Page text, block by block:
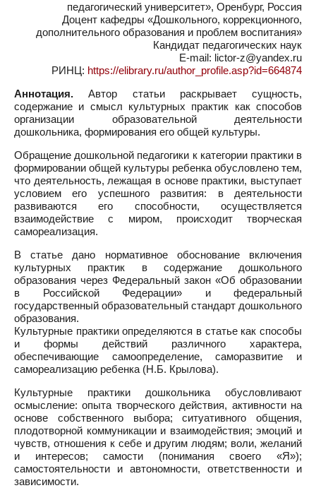
педагогический университет», Оренбург, Россия
Доцент кафедры «Дошкольного, коррекционного,
дополнительного образования и проблем воспитания»
Кандидат педагогических наук
E-mail: lictor-z@yandex.ru
РИНЦ: https://elibrary.ru/author_profile.asp?id=664874
Аннотация. Автор статьи раскрывает сущность,
содержание и смысл культурных практик как способов
организации образовательной деятельности
дошкольника, формирования его общей культуры.
Обращение дошкольной педагогики к категории практики в
формировании общей культуры ребенка обусловлено тем,
что деятельность, лежащая в основе практики, выступает
условием его успешного развития: в деятельности
развиваются его способности, осуществляется
взаимодействие с миром, происходит творческая
самореализация.
В статье дано нормативное обоснование включения
культурных практик в содержание дошкольного
образования через Федеральный закон «Об образовании
в Российской Федерации» и федеральный
государственный образовательный стандарт дошкольного
образования.
Культурные практики определяются в статье как способы
и формы действий различного характера,
обеспечивающие самоопределение, саморазвитие и
самореализацию ребенка (Н.Б. Крылова).
Культурные практики дошкольника обусловливают
осмысление: опыта творческого действия, активности на
основе собственного выбора; ситуативного общения,
плодотворной коммуникации и взаимодействия; эмоций и
чувств, отношения к себе и другим людям; воли, желаний
и интересов; самости (понимания своего «Я»);
самостоятельности и автономности, ответственности и
зависимости.